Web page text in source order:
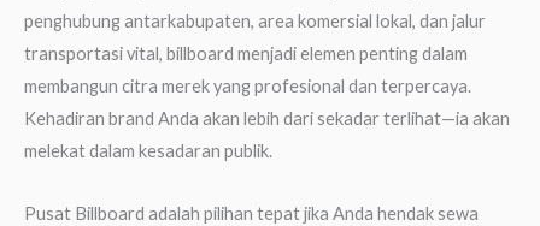
penghubung antarkabupaten, area komersial lokal, dan jalur
transportasi vital, billboard menjadi elemen penting dalam
membangun citra merek yang profesional dan terpercaya.
Kehadiran brand Anda akan lebih dari sekadar terlihat—ia akan
melekat dalam kesadaran publik.
Pusat Billboard adalah pilihan tepat jika Anda hendak sewa